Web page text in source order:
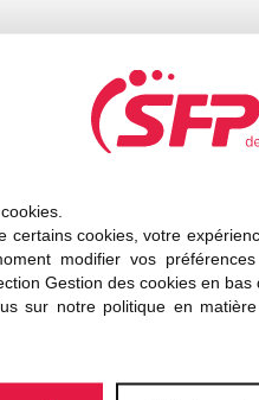
certains cookies, votre
modifier vos
Gestion des cookies en bas
sur notre politique en
Suède à Paris en
de Physique et la